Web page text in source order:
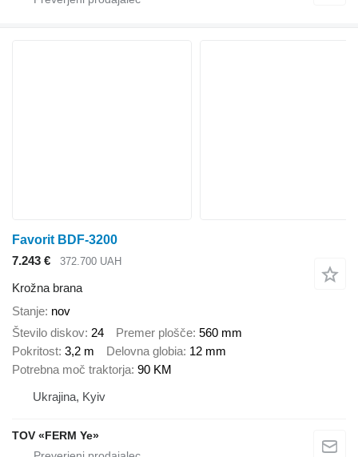
Favorit BDF-3200
7.243 €
372.700 UAH
Krožna brana
Stanje nov
Število diskov 24 Premer plošče 560 mm
Pokritost 3,2 m Delovna globia 12 mm
Potrebna moč traktorja 90 KM
Ukrajina, Kyiv
TOV «FERM Ye»